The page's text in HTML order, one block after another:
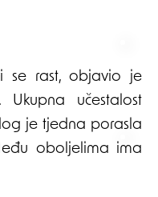
Ukupna učestalost
je tjedna porasla
oboljelima ima